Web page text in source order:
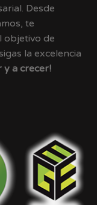
Desde
te
objetivo de
la excelencia
y a crecer!